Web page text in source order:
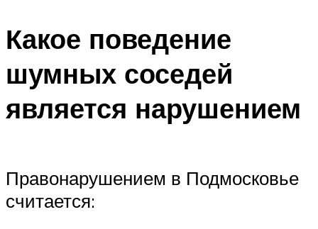
Какое поведение
шумных соседей
является нарушением
Правонарушением в Подмосковье
считается: